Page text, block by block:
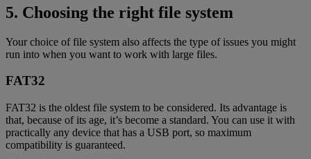
5. Choosing the right file system
Your choice of file system also affects the type of issues you might
run into when you want to work with large files.
FAT32
FAT32 is the oldest file system to be considered. Its advantage is
that, because of its age, it’s become a standard. You can use it with
practically any device that has a USB port, so maximum
compatibility is guaranteed.